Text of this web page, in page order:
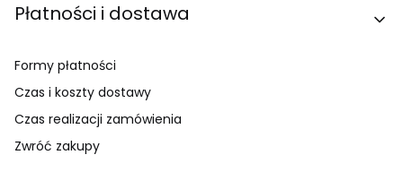
Płatności i dostawa
Formy płatności
Czas i koszty dostawy
Czas realizacji zamówienia
Zwróć zakupy